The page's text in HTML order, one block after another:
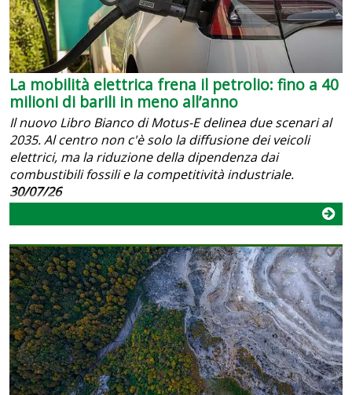
La mobilità elettrica frena il petrolio: fino a 40
milioni di barili in meno all’anno
Il nuovo Libro Bianco di Motus-E delinea due scenari al
2035. Al centro non c'è solo la diffusione dei veicoli
elettrici, ma la riduzione della dipendenza dai
combustibili fossili e la competitività industriale.
30/07/26